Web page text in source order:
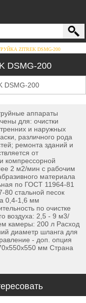
ZITREK DSMG-200
DSMG-200
аппараты
для: очистки
и наружных
различного рода
ремонта зданий и
от
компрессорной
2 м2/мин с рабочим
материала
по ГОСТ 11964-81
стальной песок
0,4-1,6 мм
по очистке
воздуха: 2,5 - 9 м3/
камеры: 200 л Расход
диаметр шланга для
- доп. опция
мм Страна